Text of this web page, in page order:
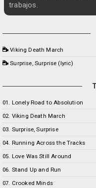
trabajos.
Viking Death March
Surprise, Surprise (lyric)
01. Lonely Road to Absolution
02. Viking Death March
03. Surprise, Surprise
04. Running Across the Tracks
05. Love Was Still Around
06. Stand Up and Run
07. Crooked Minds